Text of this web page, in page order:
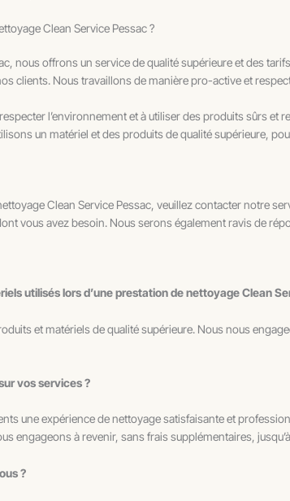
Clean Service Pessac ?
nous offrons un service de qualité supérieure et des
clients. Nous travaillons de manière pro-active et
l’environnement et à utiliser des produits sûrs
un matériel et des produits de qualité supérieure,
Clean Service Pessac, veuillez contacter notre
vous avez besoin. Nous serons également ravis de
utilisés lors d’une prestation de nettoyage Clean
et matériels de qualité supérieure. Nous nous
vos services ?
une expérience de nettoyage satisfaisante et
engageons à revenir, sans frais supplémentaires,
?